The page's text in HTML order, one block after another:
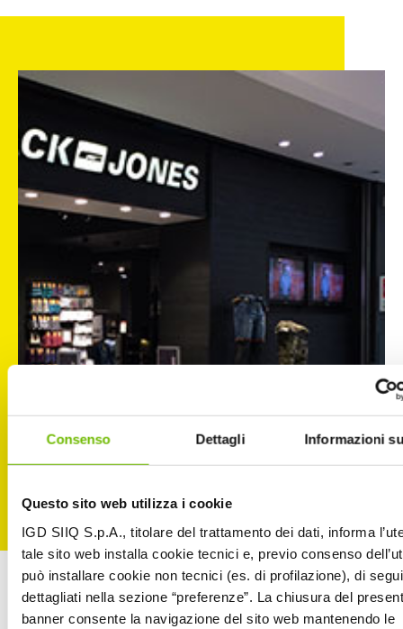
Consenso Dettagli Informazioni
Questo sito web utilizza i cookie
IGD SIIQ S.p.A., titolare del trattamento dei dati, informa
tale sito web installa cookie tecnici e, previo consenso
può installare cookie non tecnici (es. di profilazione), di
dettagliati nella sezione “preferenze”. La chiusura del
banner consente la navigazione del sito web mantenendo le